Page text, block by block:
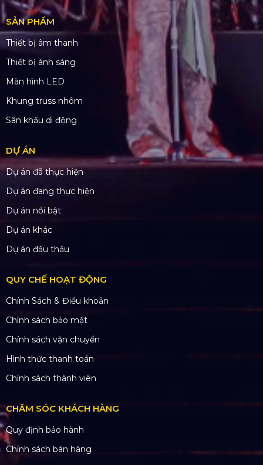
SẢN PHẨM
Thiết bị âm thanh
Thiết bị ánh sáng
Màn hình LED
Khung truss nhôm
Sân khấu di động
DỰ ÁN
Dự án đã thực hiện
Dự án đang thực hiện
Dự án nổi bật
Dự án khác
Dự án đấu thầu
QUY CHẾ HOẠT ĐỘNG
Chính Sách & Điều khoản
Chính sách bảo mật
Chính sách vận chuyển
Hình thức thanh toán
Chính sách thành viên
CHĂM SÓC KHÁCH HÀNG
Quy định bảo hành
Chính sách bán hàng